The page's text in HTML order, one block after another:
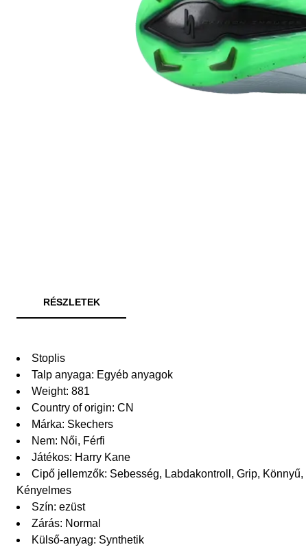
RÉSZLETEK
Stoplis
Talp anyaga: Egyéb anyagok
Weight: 881
Country of origin: CN
Márka: Skechers
Nem: Női, Férfi
Játékos: Harry Kane
Cipő jellemzők: Sebesség, Labdakontroll, Grip,
Kényelmes
Szín: ezüst
Zárás: Normal
Külső-anyag: Synthetik